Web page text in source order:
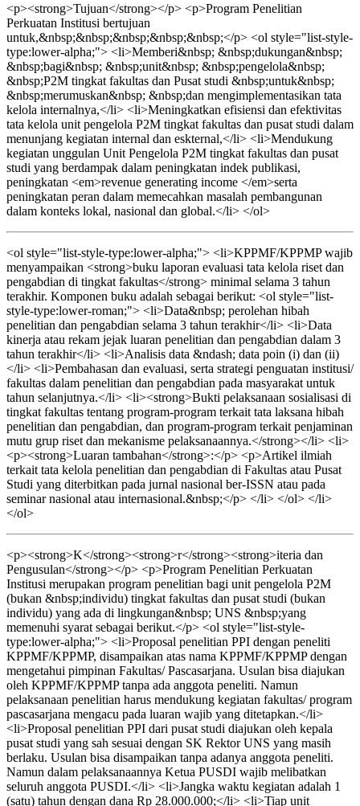
<p><strong>Tujuan</strong></p> <p>Program Penelitian
Perkuatan Institusi bertujuan
untuk,&nbsp;&nbsp;&nbsp;&nbsp;&nbsp;</p> <ol style="list-style-
type:lower-alpha;"> <li>Memberi&nbsp; &nbsp;dukungan&nbsp;
&nbsp;bagi&nbsp; &nbsp;unit&nbsp; &nbsp;pengelola&nbsp;
&nbsp;P2M tingkat fakultas dan Pusat studi &nbsp;untuk&nbsp;
&nbsp;merumuskan&nbsp; &nbsp;dan mengimplementasikan tata
kelola internalnya,</li> <li>Meningkatkan efisiensi dan efektivitas
tata kelola unit pengelola P2M tingkat fakultas dan pusat studi dalam
menunjang kegiatan internal dan eskternal,</li> <li>Mendukung
kegiatan unggulan Unit Pengelola P2M tingkat fakultas dan pusat
studi yang berdampak dalam peningkatan indek publikasi,
peningkatan <em>revenue generating income </em>serta
peningkatan peran dalam memecahkan masalah pembangunan
dalam konteks lokal, nasional dan global.</li> </ol>
<ol style="list-style-type:lower-alpha;"> <li>KPPMF/KPPMP wajib
menyampaikan <strong>buku laporan evaluasi tata kelola riset dan
pengabdian di tingkat fakultas</strong> minimal selama 3 tahun
terakhir. Komponen buku adalah sebagai berikut: <ol style="list-
style-type:lower-roman;"> <li>Data&nbsp; perolehan hibah
penelitian dan pengabdian selama 3 tahun terakhir</li> <li>Data
kinerja atau rekam jejak luaran penelitian dan pengabdian dalam 3
tahun terakhir</li> <li>Analisis data &ndash; data poin (i) dan (ii)
</li> <li>Pembahasan dan evaluasi, serta strategi penguatan institusi/
fakultas dalam penelitian dan pengabdian pada masyarakat untuk
tahun selanjutnya.</li> <li><strong>Bukti pelaksanaan sosialisasi di
tingkat fakultas tentang program-program terkait tata laksana hibah
penelitian dan pengabdian, dan program-program terkait penjaminan
mutu grup riset dan mekanisme pelaksanaannya.</strong></li> <li>
<p><strong>Luaran tambahan</strong>:</p> <p>Artikel ilmiah
terkait tata kelola penelitian dan pengabdian di Fakultas atau Pusat
Studi yang diterbitkan pada jurnal nasional ber-ISSN atau pada
seminar nasional atau internasional.&nbsp;</p> </li> </ol> </li>
</ol>
<p><strong>K</strong><strong>r</strong><strong>iteria dan
Pengusulan</strong></p> <p>Program Penelitian Perkuatan
Institusi merupakan program penelitian bagi unit pengelola P2M
(bukan &nbsp;individu) tingkat fakultas dan pusat studi (bukan
individu) yang ada di lingkungan&nbsp; UNS &nbsp;yang
memenuhi syarat sebagai berikut.</p> <ol style="list-style-
type:lower-alpha;"> <li>Proposal penelitian PPI dengan peneliti
KPPMF/KPPMP, disampaikan atas nama KPPMF/KPPMP dengan
mengetahui pimpinan Fakultas/ Pascasarjana. Usulan bisa diajukan
oleh KPPMF/KPPMP tanpa ada anggota peneliti. Namun
pelaksanaan penelitian harus mendukung kegiatan fakultas/ program
pascasarjana mengacu pada luaran wajib yang ditetapkan.</li>
<li>Proposal penelitian PPI dari pusat studi diajukan oleh kepala
pusat studi yang sah sesuai dengan SK Rektor UNS yang masih
berlaku. Usulan bisa disampaikan tanpa adanya anggota peneliti.
Namun dalam pelaksanaannya Ketua PUSDI wajib melibatkan
seluruh anggota PUSDI.</li> <li>Jangka waktu kegiatan adalah 1
(satu) tahun dengan dana Rp 28.000.000;</li> <li>Tiap unit